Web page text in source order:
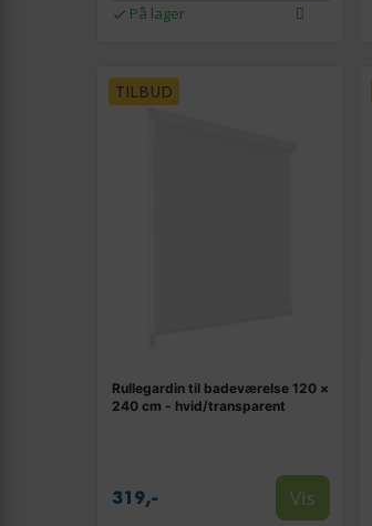
På lager
TILBUD
Rullegardin til badeværelse 120 ×
240 cm - hvid/transparent
319,- Vis